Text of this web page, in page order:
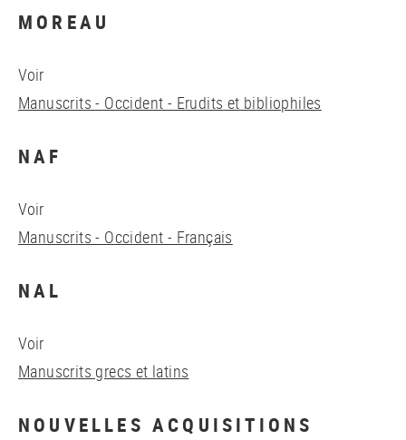
MOREAU
Voir
Manuscrits - Occident - Erudits et bibliophiles
NAF
Voir
Manuscrits - Occident - Français
NAL
Voir
Manuscrits grecs et latins
NOUVELLES ACQUISITIONS